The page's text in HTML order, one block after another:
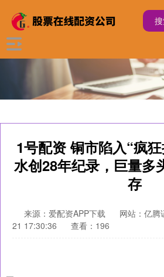
1号配资 铜市陷入“疯
水创28年纪录，巨量多
存
来源：爱配资APP下载 网站：亿腾
21 17:30:36
查看：196